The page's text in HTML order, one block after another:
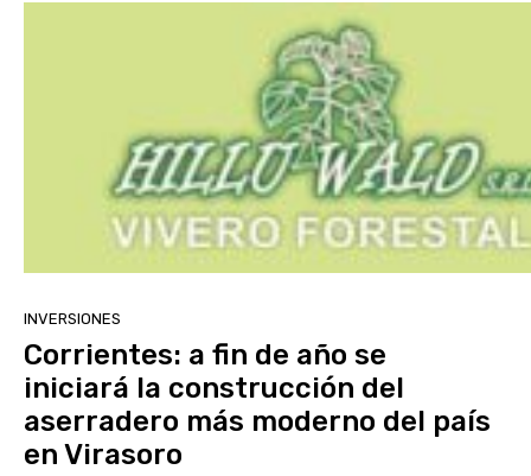
INVERSIONES
Corrientes: a fin de año se
iniciará la construcción del
aserradero más moderno del país
en Virasoro